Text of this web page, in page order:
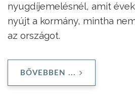
nyugdíjemelésnél, amit
nyújt a kormány, mintha
az országot.
BŐVEBBEN ...